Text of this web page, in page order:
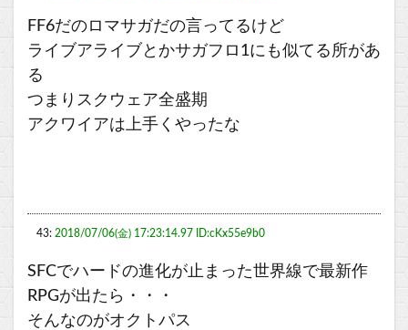
FF6だのロマサガだの言ってるけど
ライブアライブとかサガフロ1にも似てる所があ
る
つまりスクウェア全盛期
アクワイアは上手くやったな
43: 2018/07/06(金) 17:23:14.97 ID:cKx55e9b0
SFCでハードの進化が止まった世界線で最新作
RPGが出たら・・・
そんなのがオクトパス